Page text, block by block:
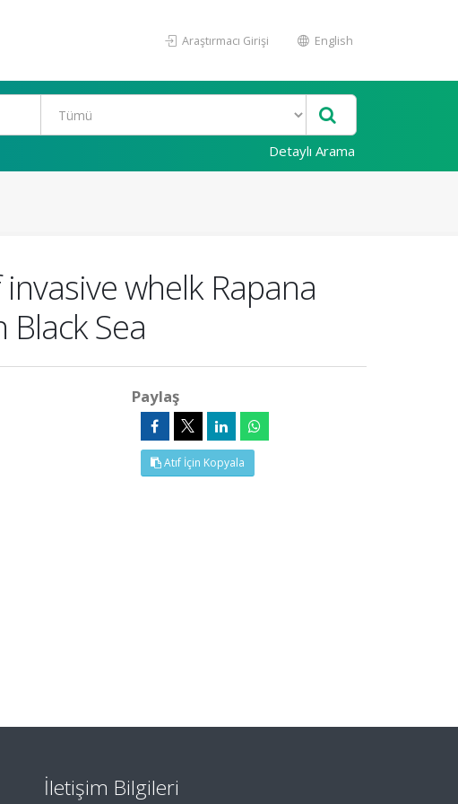
Araştırmacı Girişi English
Detaylı Arama
whelk Rapana
Sea
Paylaş
Atıf İçin Kopyala
İletişim Bilgileri